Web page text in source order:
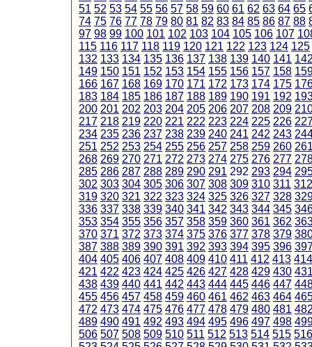
51 52 53 54 55 56 57 58 59 60 61 62 63 64 65
74 75 76 77 78 79 80 81 82 83 84 85 86 87 88
97 98 99 100 101 102 103 104 105 106 107
115 116 117 118 119 120 121 122 123 124 125
132 133 134 135 136 137 138 139 140 141
149 150 151 152 153 154 155 156 157 158
166 167 168 169 170 171 172 173 174 175
183 184 185 186 187 188 189 190 191 192
200 201 202 203 204 205 206 207 208 209
217 218 219 220 221 222 223 224 225 226
234 235 236 237 238 239 240 241 242 243
251 252 253 254 255 256 257 258 259 260
268 269 270 271 272 273 274 275 276 277
285 286 287 288 289 290 291 292 293 294
302 303 304 305 306 307 308 309 310 311 312
319 320 321 322 323 324 325 326 327 328
336 337 338 339 340 341 342 343 344 345
353 354 355 356 357 358 359 360 361 362
370 371 372 373 374 375 376 377 378 379
387 388 389 390 391 392 393 394 395 396
404 405 406 407 408 409 410 411 412 413 414
421 422 423 424 425 426 427 428 429 430
438 439 440 441 442 443 444 445 446 447
455 456 457 458 459 460 461 462 463 464
472 473 474 475 476 477 478 479 480 481
489 490 491 492 493 494 495 496 497 498
506 507 508 509 510 511 512 513 514 515 516